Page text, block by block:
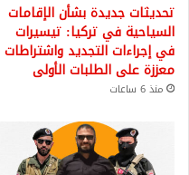
تحديثات جديدة بشأن الإقامات
السياحية في تركيا: تيسيرات
في إجراءات التجديد واشتراطات
معززة على الطلبات الأولى
منذ 6 ساعات